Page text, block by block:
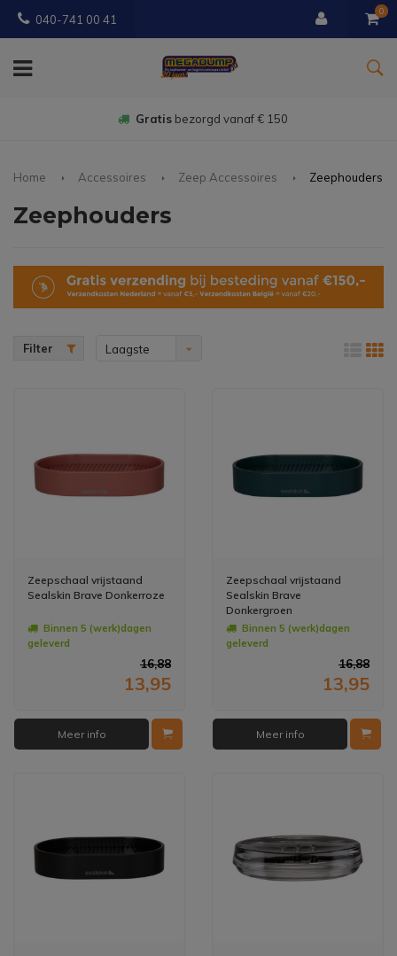
040-741 00 41
0
Gratisbezorgd vanaf € 150
Home Accessoires Zeep Accessoires Zeephouders
Zeephouders
Filter
Laagste
Zeepschaal vrijstaand
Sealskin Brave Donkerroze
Binnen 5 (werk)dagen
geleverd
16,88
13,95
Meer info
Zeepschaal vrijstaand
Sealskin Brave
Donkergroen
Binnen 5 (werk)dagen
geleverd
16,88
13,95
Meer info